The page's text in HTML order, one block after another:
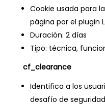
Cookie usada para
página por el plugin
Duración: 2 días
Tipo: técnica,
cf_clearance
Identifica a los
desafío de